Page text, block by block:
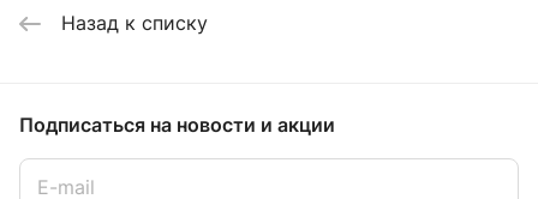
Назад к списку
Подписаться на новости и акции